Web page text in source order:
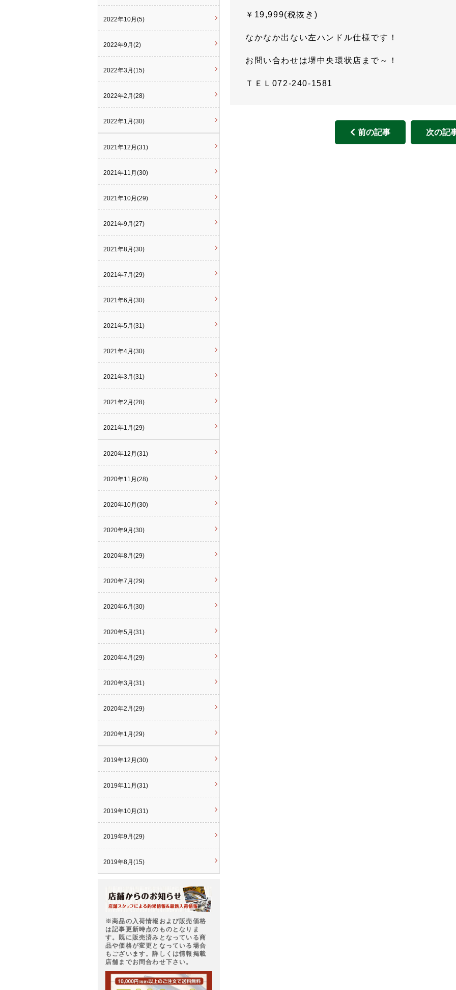
￥19,999(税抜き)
なかなか出ない左ハンドル仕様です！
お問い合わせは堺中央環状店まで～！
ＴＥＬ072-240-1581
前の記事 次の記
2022年10月(5)
2022年9月(2)
2022年3月(15)
2022年2月(28)
2022年1月(30)
2021年12月(31)
2021年11月(30)
2021年10月(29)
2021年9月(27)
2021年8月(30)
2021年7月(29)
2021年6月(30)
2021年5月(31)
2021年4月(30)
2021年3月(31)
2021年2月(28)
2021年1月(29)
2020年12月(31)
2020年11月(28)
2020年10月(30)
2020年9月(30)
2020年8月(29)
2020年7月(29)
2020年6月(30)
2020年5月(31)
2020年4月(29)
2020年3月(31)
2020年2月(29)
2020年1月(29)
2019年12月(30)
2019年11月(31)
2019年10月(31)
2019年9月(29)
2019年8月(15)
※商品の入荷情報および販売価格
は記事更新時点のものとなりま
す。既に販売済みとなっている商
品や価格が変更となっている場合
もございます。詳しくは情報掲載
店舗までお問合わせ下さい。